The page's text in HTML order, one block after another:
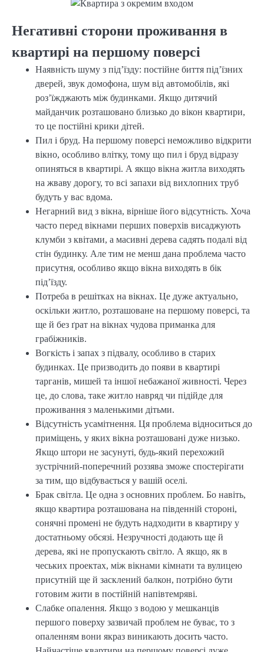
Негативні сторони проживання в
квартирі на першому поверсі
Наявність шуму з під’їзду: постійне биття під’їзних
дверей, звук домофона, шум від автомобілів, які
роз’їжджають між будинками. Якщо дитячий
майданчик розташовано близько до вікон квартири,
то це постійні крики дітей.
Пил і бруд. На першому поверсі неможливо відкрити
вікно, особливо влітку, тому що пил і бруд відразу
опиняться в квартирі. А якщо вікна житла виходять
на жваву дорогу, то всі запахи від вихлопних труб
будуть у вас вдома.
Негарний вид з вікна, вірніше його відсутність. Хоча
часто перед вікнами перших поверхів висаджують
клумби з квітами, а масивні дерева садять подалі від
стін будинку. Але тим не менш дана проблема часто
присутня, особливо якщо вікна виходять в бік
під’їзду.
Потреба в решітках на вікнах. Це дуже актуально,
оскільки житло, розташоване на першому поверсі, та
ще й без ґрат на вікнах чудова приманка для
грабіжників.
Вогкість і запах з підвалу, особливо в старих
будинках. Це призводить до появи в квартирі
тарганів, мишей та іншої небажаної живності. Через
це, до слова, таке житло навряд чи підійде для
проживання з маленькими дітьми.
Відсутність усамітнення. Ця проблема відноситься до
приміщень, у яких вікна розташовані дуже низько.
Якщо штори не засунуті, будь-який перехожий
зустрічний-поперечний роззява зможе спостерігати
за тим, що відбувається у вашій оселі.
Брак світла. Це одна з основних проблем. Бо навіть,
якщо квартира розташована на південній стороні,
сонячні промені не будуть надходити в квартиру у
достатньому обсязі. Незручності додають ще й
дерева, які не пропускають світло. А якщо, як в
чеських проектах, між вікнами кімнати та вулицею
присутній ще й засклений балкон, потрібно бути
готовим жити в постійній напівтемряві.
Слабке опалення. Якщо з водою у мешканців
першого поверху зазвичай проблем не буває, то з
опаленням вони якраз виникають досить часто.